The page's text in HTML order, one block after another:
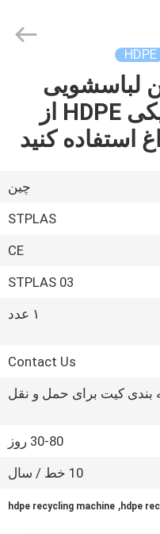
لباسشویی
بطری های پلاستیکی HDPE از
استفاده کنید
چین
STPLAS
CE
STPLAS 03
۱ عدد
Contact Us
بندی کیت برای حمل و نقل
30-80 روز
10 خط / سال
hdpe
,
hdpe recycling machine